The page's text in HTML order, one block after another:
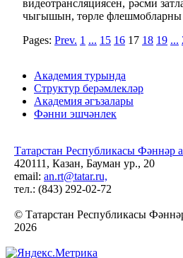
видеотрансляциясен, рәсми
чыгышын, төрле флешмобларны
Pages: Prev. 1 ... 15 16 17 18 19 ...
Академия турында
Структур берәмлекләр
Академия әгъзалары
Фәнни эшчәнлек
Татарстан Республикасы Фәннәр
420111, Казан, Бауман ур., 20
email: an.rt@tatar.ru,
тел.: (843) 292-02-72
© Татарстан Республикасы
2026